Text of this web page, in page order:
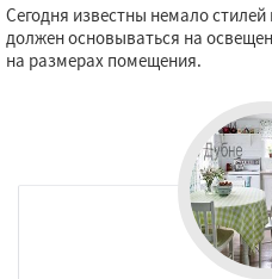
Сегодня известны немало
должен основываться на
на размерах помещения.